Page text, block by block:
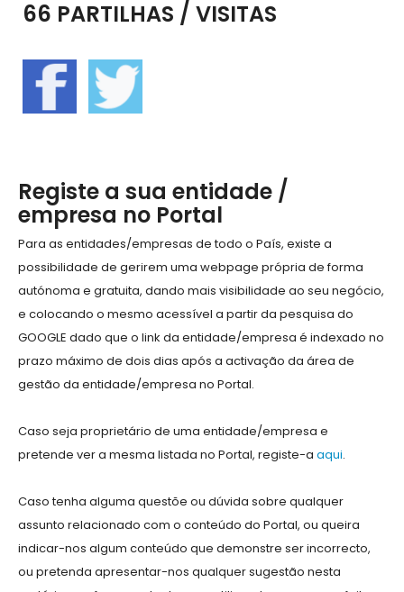
66 PARTILHAS / VISITAS
Registe a sua entidade /
empresa no Portal
Para as entidades/empresas de todo o País, existe a
possibilidade de gerirem uma webpage própria de forma
autónoma e gratuita, dando mais visibilidade ao seu negócio,
e colocando o mesmo acessível a partir da pesquisa do
GOOGLE dado que o link da entidade/empresa é indexado no
prazo máximo de dois dias após a activação da área de
gestão da entidade/empresa no Portal.
Caso seja proprietário de uma entidade/empresa e
pretende ver a mesma listada no Portal, registe-a aqui.
Caso tenha alguma questõe ou dúvida sobre qualquer
assunto relacionado com o conteúdo do Portal, ou queira
indicar-nos algum conteúdo que demonstre ser incorrecto,
ou pretenda apresentar-nos qualquer sugestão nesta